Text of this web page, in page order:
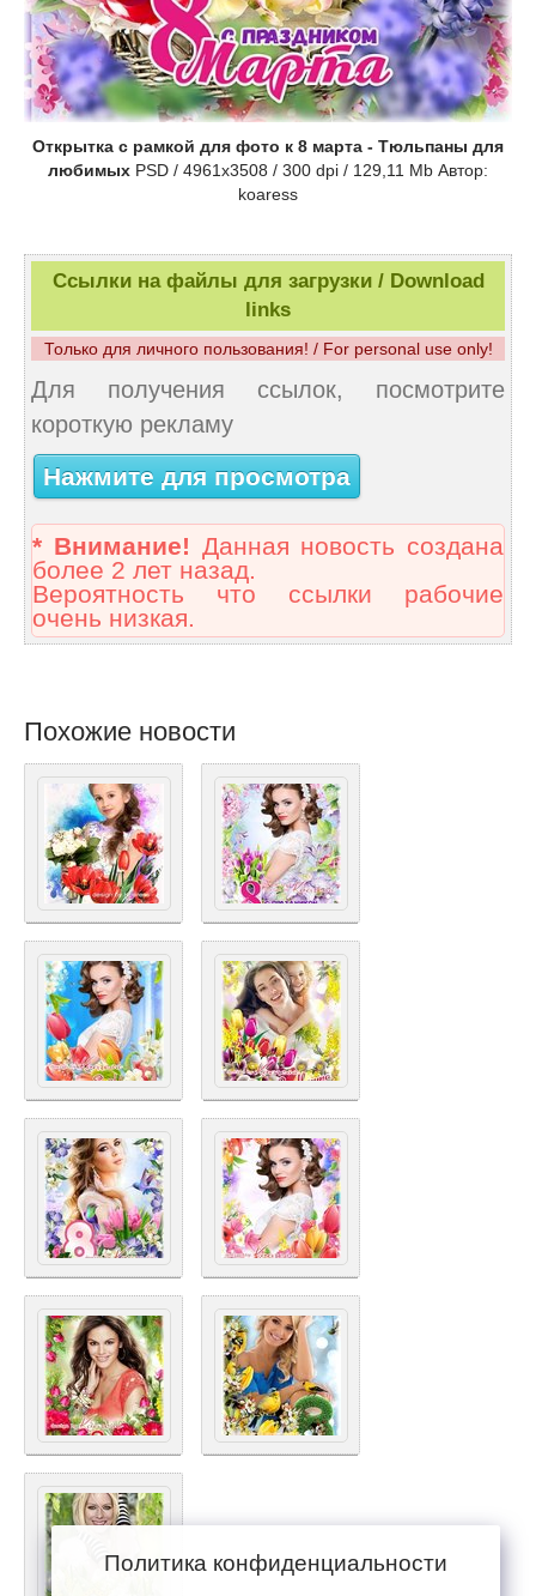
Открытка с рамкой для фото к 8 марта - Тюльпаны для
любимых PSD / 4961x3508 / 300 dpi / 129,11 Mb Автор:
koaress
Ссылки на файлы для загрузки / Download
links
Только для личного пользования! / For personal use only!
Для получения ссылок, посмотрите
короткую рекламу
Нажмите для просмотра
* Внимание! Данная новость создана
более 2 лет назад.
Вероятность что ссылки рабочие
очень низкая.
Похожие новости
Политика конфиденциальности